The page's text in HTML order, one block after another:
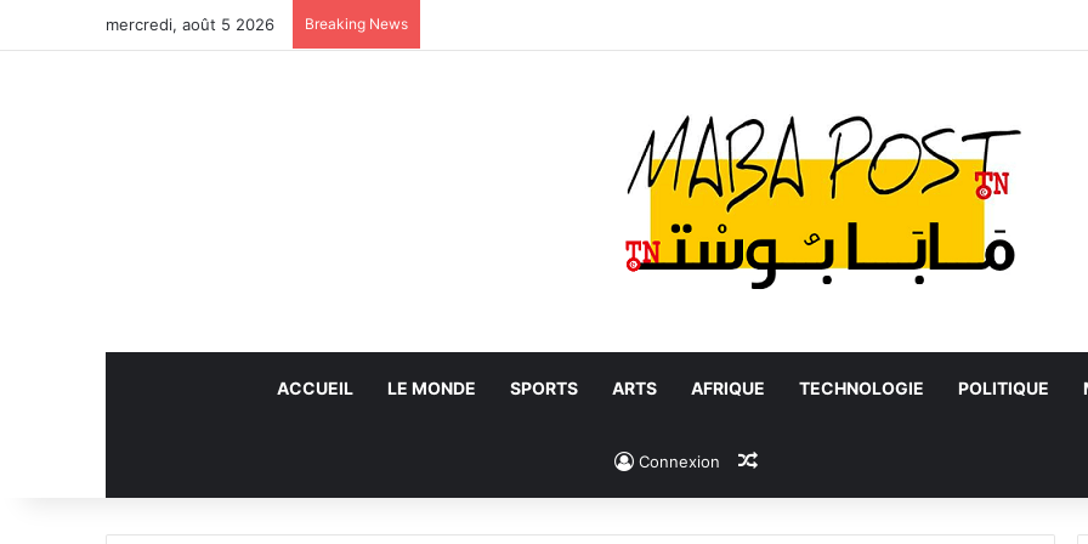
mercredi, août 5 2026 Breaking News
ACCUEIL LE MONDE SPORTS ARTS AFRIQUE TECHNOLOGIE POLITIQUE
Connexion Article Aléatoire